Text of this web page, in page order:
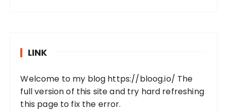
LINK
Welcome to my blog https://bloog.io/ The
full version of this site and try hard refreshing
this page to fix the error.